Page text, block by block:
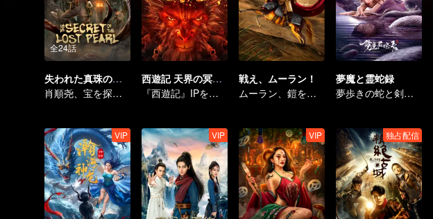
全24話
失われた真珠の秘密
肖順尧、宝を探して血の呪いを解く
西遊記 天界の冥府町
『西遊記』IPを題材にした新作ファンタジーが登場！
戦え、ムーラン！
ムーラン、鎧をまとい再び戦場へ、そして大混乱を巻き起こす
夢魔と霊蛇録
夢歩きの蛇と剣仙の過去
VIP VIP VIP 独占配信